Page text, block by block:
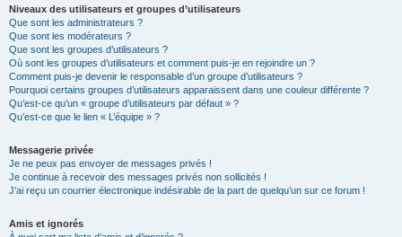
Niveaux des utilisateurs et groupes d’utilisateurs
Que sont les administrateurs ?
Que sont les modérateurs ?
Que sont les groupes d’utilisateurs ?
Où sont les groupes d’utilisateurs et comment puis-je en rejoindre un ?
Comment puis-je devenir le responsable d’un groupe d’utilisateurs ?
Pourquoi certains groupes d’utilisateurs apparaissent dans une couleur différente ?
Qu’est-ce qu’un « groupe d’utilisateurs par défaut » ?
Qu’est-ce que le lien « L’équipe » ?
Messagerie privée
Je ne peux pas envoyer de messages privés !
Je continue à recevoir des messages privés non sollicités !
J’ai reçu un courrier électronique indésirable de la part de quelqu’un sur ce forum !
Amis et ignorés